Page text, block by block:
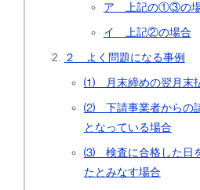
ア 上記の①③の
イ 上記②の場合
２ よく問題になる事例
⑴ 月末締めの翌月末
⑵ 下請事業者からの
となっている場合
⑶ 検査に合格した日
たとみなす場合